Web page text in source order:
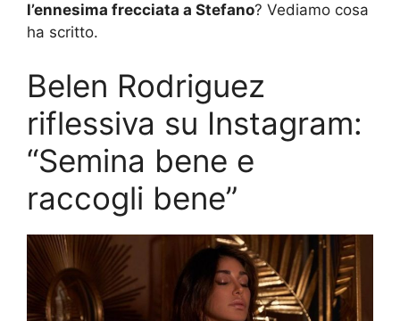
l’ennesima frecciata a Stefano? Vediamo cosa
ha scritto.
Belen Rodriguez
riflessiva su Instagram:
“Semina bene e
raccogli bene”